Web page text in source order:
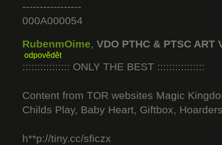
-----------------
000A000054
RubenmOime, VDO PTHC & PTSC ART
odpovědět
:::::::::::::::: ONLY THE BEST ::::::::::::::::
Content from TOR websites Magic
Childs Play, Baby Heart, Giftbox,
h**p://tiny.cc/sficzx